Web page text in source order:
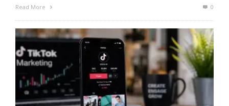
Read More 0